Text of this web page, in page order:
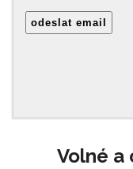
Volné a